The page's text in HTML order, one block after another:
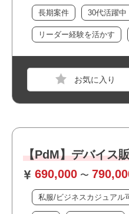
長期案件 30代活躍中
リーダー経験を活かす
【PdM】デバイス
690,000 〜
私服/ビジネスカジュアル
調整
・ベンダーコントロールや
マネージメントスキル
・データ分析スキル
おすすめポイント
PM
業界
不動産・建設・設
・インフラPM経験：要件定
の管理含む）
・オンプレ→クラウド化
等）
・数十拠点のネットワー